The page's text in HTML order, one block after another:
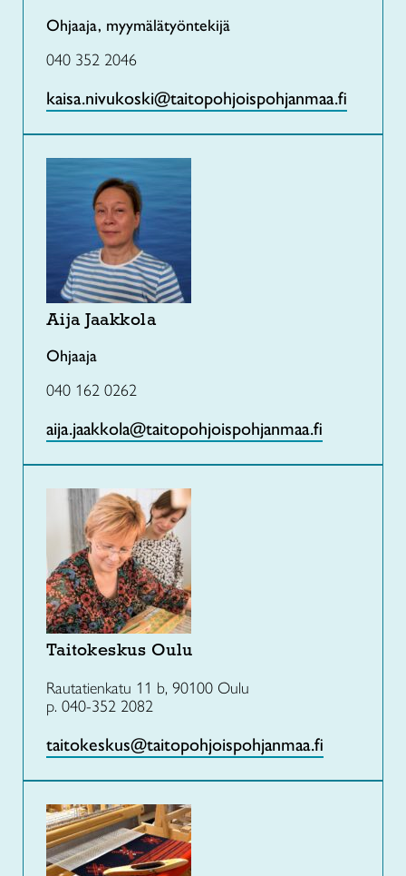
Ohjaaja, myymälätyöntekijä
040 352 2046
kaisa.nivukoski@taitopohjoispohjanmaa.fi
Aija Jaakkola
Ohjaaja
040 162 0262
aija.jaakkola@taitopohjoispohjanmaa.fi
Taitokeskus Oulu
Rautatienkatu 11 b, 90100 Oulu
p. 040-352 2082
taitokeskus@taitopohjoispohjanmaa.fi